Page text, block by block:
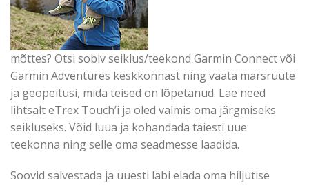
mõttes? Otsi sobiv seiklus/teekond Garmin Connect või
Garmin Adventures keskkonnast ning vaata marsruute
ja geopeitusi, mida teised on lõpetanud. Lae need
lihtsalt eTrex Touch’i ja oled valmis oma järgmiseks
seikluseks. Võid luua ja kohandada täiesti uue
teekonna ning selle oma seadmesse laadida.
Soovid salvestada ja uuesti läbi elada oma hiljutise